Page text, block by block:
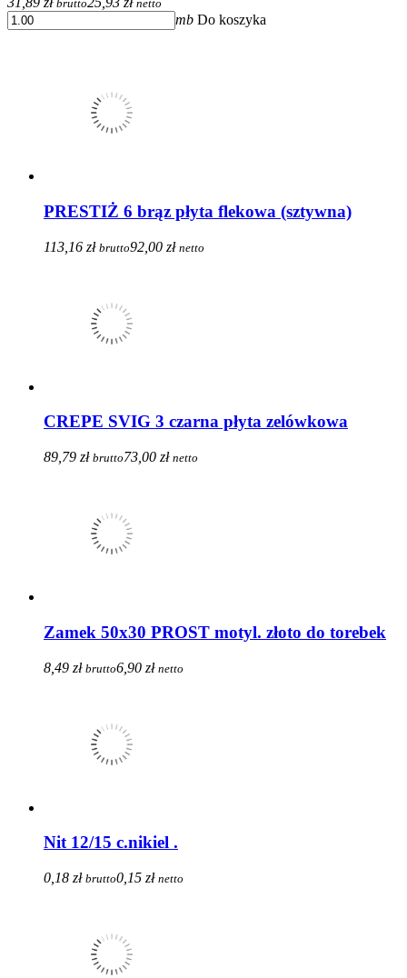
brutto netto
mb Do koszyka
PRESTIŻ 6 brąz płyta flekowa (sztywna)
113,16 zł brutto92,00 zł netto
CREPE SVIG 3 czarna płyta zelówkowa
89,79 zł brutto73,00 zł netto
Zamek 50x30 PROST motyl. złoto do torebek
8,49 zł brutto6,90 zł netto
Nit 12/15 c.nikiel .
0,18 zł brutto0,15 zł netto